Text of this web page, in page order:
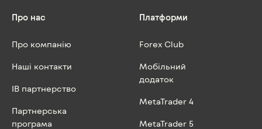
Про нас
Про компанію
Наші контакти
IB партнерство
Партнерська
програма
Платформи
Forex Club
Мобільний
додаток
MetaTrader 4
MetaTrader 5